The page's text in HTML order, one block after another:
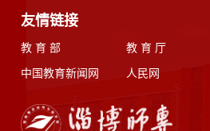
友情链接
教 育 部 教 育 厅
中国教育新闻网
人民网